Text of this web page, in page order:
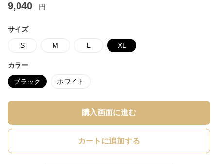
9,040 円
サイズ
S M L XL
カラー
ブラック ホワイト
購入画面に進む
カートに追加する